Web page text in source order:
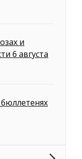
и
6 августа